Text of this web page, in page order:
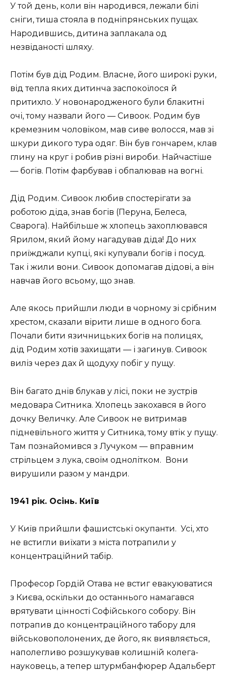
У той день, коли він народився, лежали білі
сніги, тиша стояла в подніпрянських пущах.
Народившись, дитина заплакала од
незвіданості шляху.
Потім був дід Родим. Власне, його широкі руки,
від тепла яких дитинча заспокоїлося й
притихло. У новонародженого були блакитні
очі, тому назвали його — Сивоок. Родим був
кремезним чоловіком, мав сиве волосся, мав зі
шкури дикого тура одяг. Він був гончарем, клав
глину на круг і робив різні вироби. Найчастіше
— богів. Потім фарбував і обпалював на вогні.
Дід Родим. Сивоок любив спостерігати за
роботою діда, знав богів (Перуна, Белеса,
Сварога). Найбільше ж хлопець захоплювався
Ярилом, який йому нагадував діда! До них
приїжджали купці, які купували богів і посуд.
Так і жили вони. Сивоок допомагав дідові, а він
навчав його всьому, що знав.
Але якось прийшли люди в чорному зі срібним
хрестом, сказали вірити лише в одного бога.
Почали бити язичницьких богів на полицях,
дід Родим хотів захищати — і загинув. Сивоок
виліз через дах й щодуху побіг у пущу.
Він багато днів блукав у лісі, поки не зустрів
медовара Ситника. Хлопець закохався в його
дочку Величку. Але Сивоок не витримав
підневільного життя у Ситника, тому втік у пущу.
Там познайомився з Лучуком — вправним
стрільцем з лука, своїм однолітком. Вони
вирушили разом у мандри.
1941 рік. Осінь. Київ
У Київ прийшли фашистські окупанти. Усі, хто
не встигли виїхати з міста потрапили у
концентраційний табір.
Професор Гордій Отава не встиг евакуюватися
з Києва, оскільки до останнього намагався
врятувати цінності Софійського собору. Він
потрапив до концентраційного табору для
військовополонених, де його, як виявляється,
наполегливо розшукував колишній колега-
науковець, а тепер штурмбанфюрер Адальберт